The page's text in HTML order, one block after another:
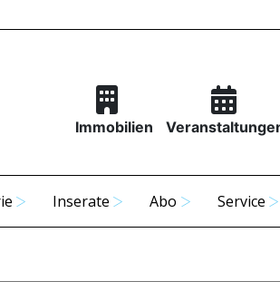
Immobilien
Inserate Abo Service